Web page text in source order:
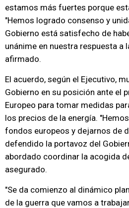
estamos más fuertes porque
"Hemos logrado consenso y
Gobierno está satisfecho de
unánime en nuestra respuesta a
afirmado.
El acuerdo, según el Ejecutivo,
Gobierno en su posición ante el
Europeo para tomar medidas
los precios de la energía.
fondos europeos y dejarnos de
defendido la portavoz del
abordado coordinar la acogida
asegurado.
"Se da comienzo al dinámico
de la guerra que vamos a